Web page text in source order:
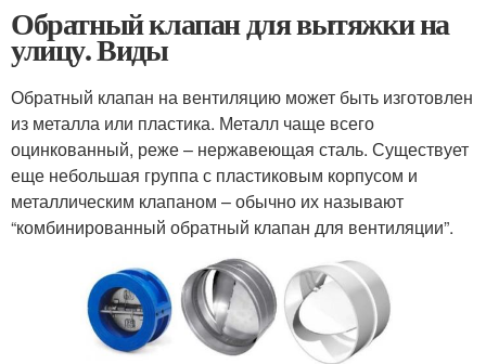
Обратный клапан для вытяжки на
улицу. Виды
Обратный клапан на вентиляцию может быть изготовлен
из металла или пластика. Металл чаще всего
оцинкованный, реже – нержавеющая сталь. Существует
еще небольшая группа с пластиковым корпусом и
металлическим клапаном – обычно их называют
“комбинированный обратный клапан для вентиляции”.